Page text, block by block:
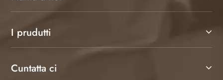
I prudutti
Cuntatta ci